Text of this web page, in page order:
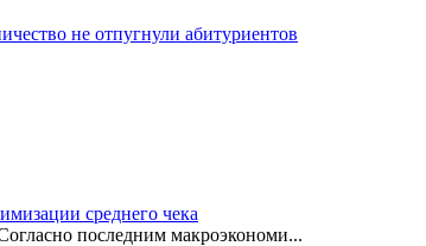
не отпугнули абитуриентов
среднего чека
последним макроэкономи...